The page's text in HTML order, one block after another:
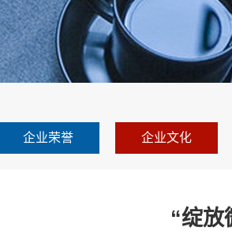
企业荣誉 企业文化
“绽放